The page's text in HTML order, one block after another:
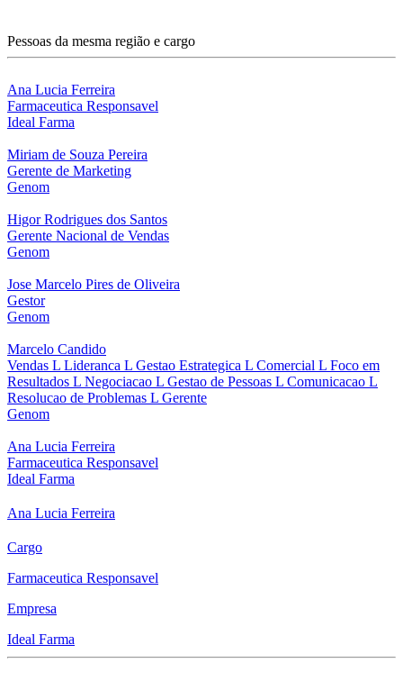
Pessoas da mesma região e cargo
Ana Lucia Ferreira
Farmaceutica Responsavel
Ideal Farma
Miriam de Souza Pereira
Gerente de Marketing
Genom
Higor Rodrigues dos Santos
Gerente Nacional de Vendas
Genom
Jose Marcelo Pires de Oliveira
Gestor
Genom
Marcelo Candido
Vendas L Lideranca L Gestao Estrategica L Comercial L Foco em
Resultados L Negociacao L Gestao de Pessoas L Comunicacao L
Resolucao de Problemas L Gerente
Genom
Ana Lucia Ferreira
Farmaceutica Responsavel
Ideal Farma
Ana Lucia Ferreira
Cargo
Farmaceutica Responsavel
Empresa
Ideal Farma